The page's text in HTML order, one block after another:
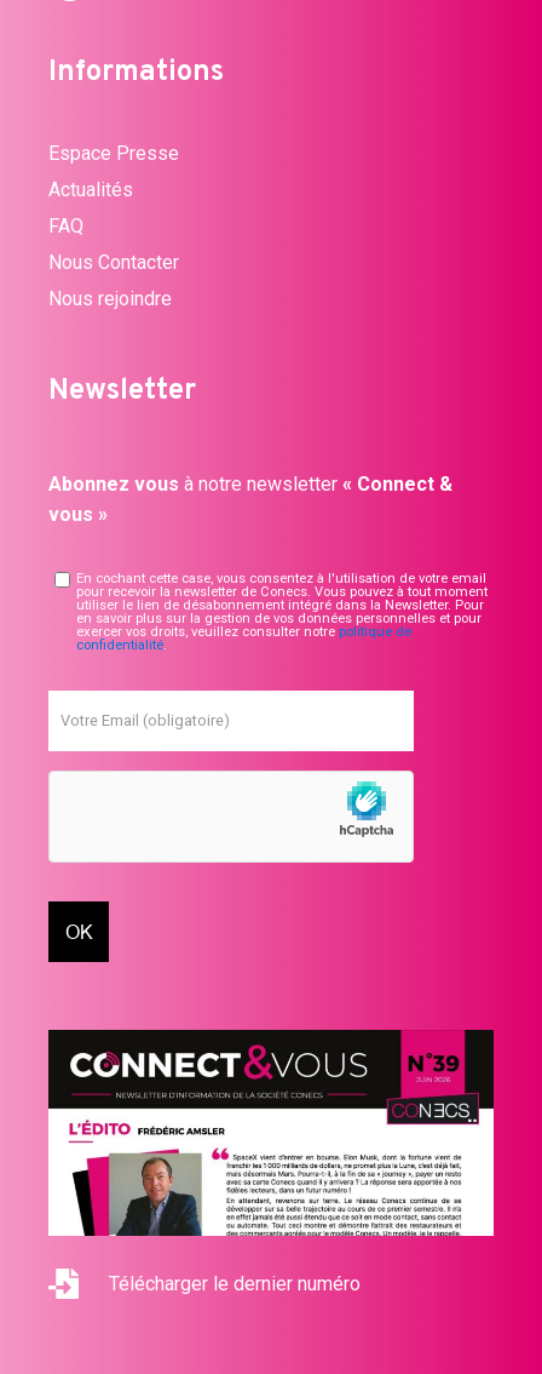
Informations
Espace Presse
Actualités
FAQ
Nous Contacter
Nous rejoindre
Newsletter
Abonnez vous à notre newsletter « Connect &
vous »
En cochant cette case, vous consentez à l'utilisation de votre email
pour recevoir la newsletter de Conecs. Vous pouvez à tout moment
utiliser le lien de désabonnement intégré dans la Newsletter. Pour
en savoir plus sur la gestion de vos données personnelles et pour
exercer vos droits, veuillez consulter notre politique de
confidentialité.
Votre Email (obligatoire)
Télécharger le dernier numéro